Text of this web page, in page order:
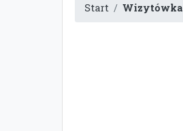
Start Wizytówka